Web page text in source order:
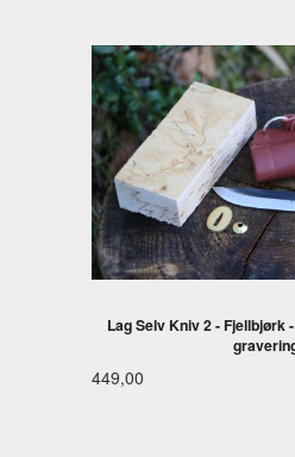
Lag Selv Kniv 2 - Fjellbjørk
449,00